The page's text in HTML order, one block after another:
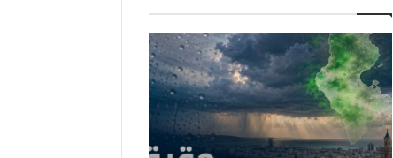
أمطار
تونس
المرتقبة..
الغنوشي
يكشف
التفاصيل